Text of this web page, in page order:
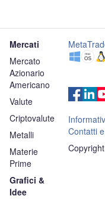
Mercati
Mercato
Azionario
Americano
Valute
Criptovalute
Metalli
Materie
Prime
Grafici &
Idee
Contatti